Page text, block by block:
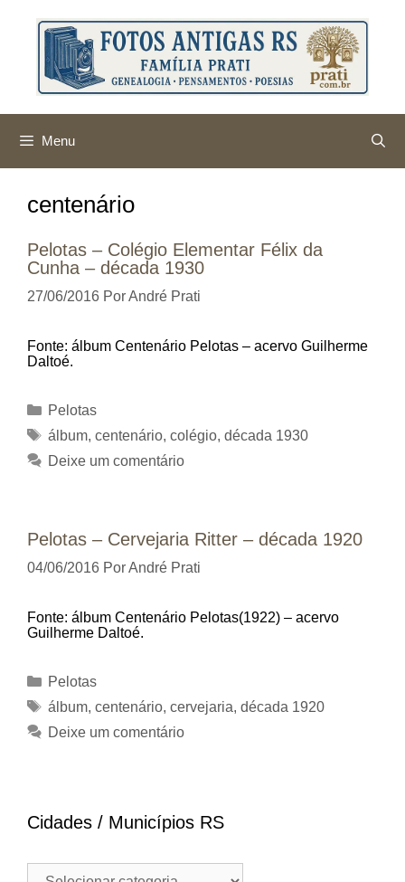
conteúdo
Menu
centenário
Pelotas – Colégio Elementar Félix da
Cunha – década 1930
27/06/2016 PorAndré Prati
Fonte: álbum Centenário Pelotas – acervo Guilherme
Daltoé.
Categorias
Pelotas
Tags
álbum, centenário, colégio, década 1930
Deixe um comentário
Pelotas – Cervejaria Ritter – década 1920
04/06/2016 PorAndré Prati
Fonte: álbum Centenário Pelotas(1922) – acervo
Guilherme Daltoé.
Categorias
Pelotas
Tags
álbum, centenário, cervejaria, década 1920
Deixe um comentário
Cidades / Municípios RS
Cidades